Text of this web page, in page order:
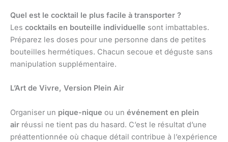
Quel est le cocktail le plus facile à transporter ?
Les cocktails en bouteille individuelle sont imbattables.
Préparez les doses pour une personne dans de petites
bouteilles hermétiques. Chacun secoue et déguste sans
manipulation supplémentaire.
L’Art de Vivre, Version Plein Air
Organiser un pique-nique ou un événement en plein
air réussi ne tient pas du hasard. C’est le résultat d’une
préattentionnée où chaque détail contribue à l’expérience